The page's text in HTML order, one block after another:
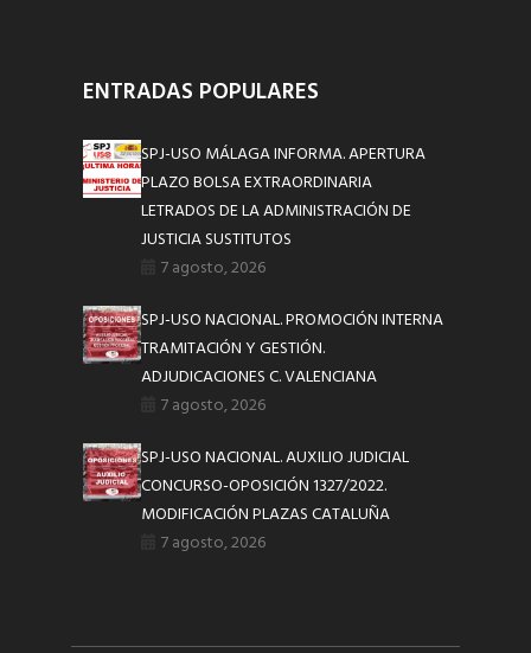
ENTRADAS POPULARES
SPJ-USO MÁLAGA INFORMA. APERTURA
PLAZO BOLSA EXTRAORDINARIA
LETRADOS DE LA ADMINISTRACIÓN DE
JUSTICIA SUSTITUTOS
7 agosto, 2026
SPJ-USO NACIONAL. PROMOCIÓN INTERNA
TRAMITACIÓN Y GESTIÓN.
ADJUDICACIONES C. VALENCIANA
7 agosto, 2026
SPJ-USO NACIONAL. AUXILIO JUDICIAL
CONCURSO-OPOSICIÓN 1327/2022.
MODIFICACIÓN PLAZAS CATALUÑA
7 agosto, 2026